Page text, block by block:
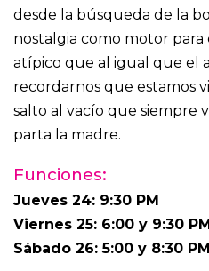
desde la búsqueda de la
nostalgia como motor para
atípico que al igual que el
recordarnos que estamos
salto al vacío que siempre
parta la madre.
Funciones:
Jueves 24: 9:30 PM
Viernes 25: 6:00 y 9:30
Sábado 26: 5:00 y 8:30 PM